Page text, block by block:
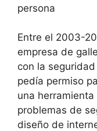
persona
Entre el 2003-
empresa de
con la
pedía permiso
una
problemas de
diseño de